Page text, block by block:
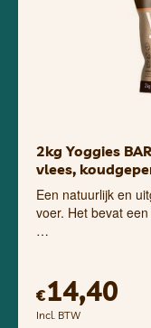
2kg Yoggies
vlees,
Een natuurlijk en
voer. Het bevat
…
€14,40
Incl. BTW